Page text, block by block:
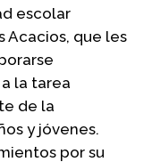
escolar
Acacios, que les
la tarea
de la
y jóvenes.
por su